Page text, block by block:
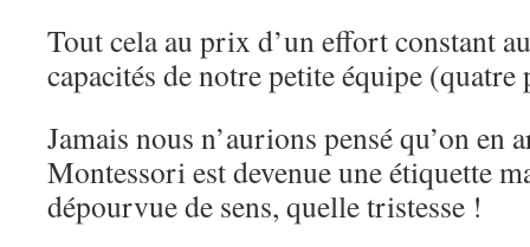
Tout cela au prix d’un effort constant
capacités de notre petite équipe
Jamais nous n’aurions pensé qu’on en
Montessori est devenue une étiquette
dépourvue de sens, quelle tristesse !